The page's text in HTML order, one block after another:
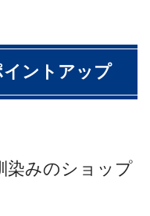
ントアップ
染みのショップ